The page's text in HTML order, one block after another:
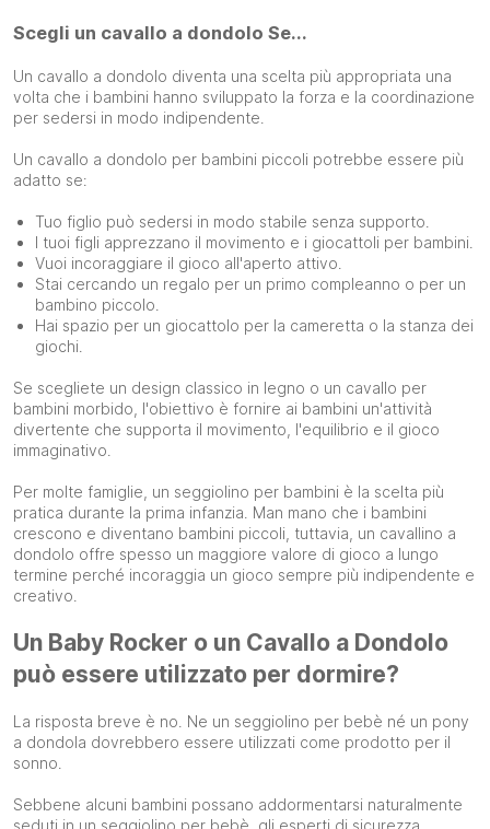
Scegli un cavallo a dondolo Se...
Un cavallo a dondolo diventa una scelta più appropriata una
volta che i bambini hanno sviluppato la forza e la coordinazione
per sedersi in modo indipendente.
Un cavallo a dondolo per bambini piccoli potrebbe essere più
adatto se:
Tuo figlio può sedersi in modo stabile senza supporto.
I tuoi figli apprezzano il movimento e i giocattoli per bambini.
Vuoi incoraggiare il gioco all'aperto attivo.
Stai cercando un regalo per un primo compleanno o per un
bambino piccolo.
Hai spazio per un giocattolo per la cameretta o la stanza dei
giochi.
Se scegliete un design classico in legno o un cavallo per
bambini morbido, l'obiettivo è fornire ai bambini un'attività
divertente che supporta il movimento, l'equilibrio e il gioco
immaginativo.
Per molte famiglie, un seggiolino per bambini è la scelta più
pratica durante la prima infanzia. Man mano che i bambini
crescono e diventano bambini piccoli, tuttavia, un cavallino a
dondolo offre spesso un maggiore valore di gioco a lungo
termine perché incoraggia un gioco sempre più indipendente e
creativo.
Un Baby Rocker o un Cavallo a Dondolo
può essere utilizzato per dormire?
La risposta breve è no. Ne un seggiolino per bebè né un pony
a dondola dovrebbero essere utilizzati come prodotto per il
sonno.
Sebbene alcuni bambini possano addormentarsi naturalmente
seduti in un seggiolino per bebè, gli esperti di sicurezza